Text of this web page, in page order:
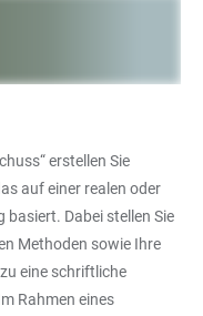
erstellen Sie
auf einer realen oder
Dabei stellen Sie
Methoden sowie Ihre
eine schriftliche
Rahmen eines